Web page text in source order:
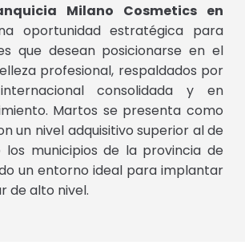
Milano Cosmetics en
oportunidad estratégica para
que desean posicionarse en el
profesional, respaldados por
consolidada y en
Martos se presenta como
un nivel adquisitivo superior al de
municipios de la provincia de
un entorno ideal para implantar
de alto nivel.